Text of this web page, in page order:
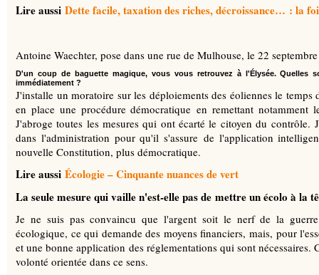
Lire aussi Dette facile, taxation des riches, décroissance… : la
Antoine Waechter, pose dans une rue de Mulhouse, le 22
D'un coup de baguette magique, vous vous retrouvez à l'Élysée. Quelles
immédiatement ?
J'installe un moratoire sur les déploiements des éoliennes le
en place une procédure démocratique en remettant notamment
J'abroge toutes les mesures qui ont écarté le citoyen du
dans l'administration pour qu'il s'assure de l'application
nouvelle Constitution, plus démocratique.
Lire aussi Écologie – Cinquante nuances de vert
La seule mesure qui vaille n'est-elle pas de mettre un écolo à la
Je ne suis pas convaincu que l'argent soit le nerf de la
écologique, ce qui demande des moyens financiers, mais, pour
et une bonne application des réglementations qui sont
volonté orientée dans ce sens.